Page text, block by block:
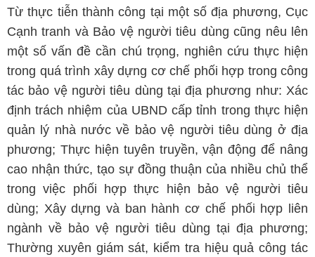
Từ thực tiễn thành công tại một số địa phương, Cục
Cạnh tranh và Bảo vệ người tiêu dùng cũng nêu lên
một số vấn đề cần chú trọng, nghiên cứu thực hiện
trong quá trình xây dựng cơ chế phối hợp trong công
tác bảo vệ người tiêu dùng tại địa phương như: Xác
định trách nhiệm của UBND cấp tỉnh trong thực hiện
quản lý nhà nước về bảo vệ người tiêu dùng ở địa
phương; Thực hiện tuyên truyền, vận động để nâng
cao nhận thức, tạo sự đồng thuận của nhiều chủ thể
trong việc phối hợp thực hiện bảo vệ người tiêu
dùng; Xây dựng và ban hành cơ chế phối hợp liên
ngành về bảo vệ người tiêu dùng tại địa phương;
Thường xuyên giám sát, kiểm tra hiệu quả công tác